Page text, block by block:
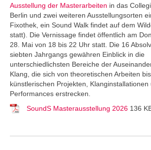
Ausstellung der Masterarbeiten in das
Berlin und zwei weiteren Ausstellungsorten
Fixothek, ein Sound Walk findet auf dem
statt). Die Vernissage findet öffentlich am
28. Mai von 18 bis 22 Uhr statt. Die 16
siebten Jahrgangs gewähren Einblick in die
unterschiedlichsten Bereiche der
Klang, die sich von theoretischen Arbeiten
künstlerischen Projekten, Klanginstallationen
Performances erstrecken.
SoundS Masterausstellung 2026 136